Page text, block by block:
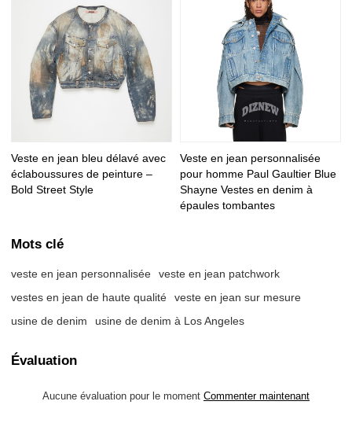
Veste en jean bleu délavé avec
éclaboussures de peinture –
Bold Street Style
Veste en jean personnalisée
pour homme Paul Gaultier Blue
Shayne Vestes en denim à
épaules tombantes
Mots clé
veste en jean personnalisée
veste en jean patchwork
vestes en jean de haute qualité
veste en jean sur mesure
usine de denim
usine de denim à Los Angeles
Évaluation
Aucune évaluation pour le moment Commenter maintenant